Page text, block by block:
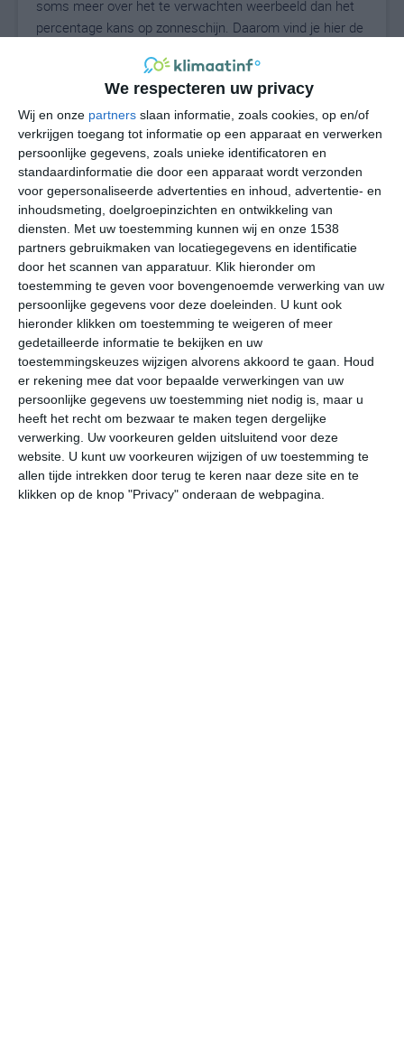
We respecteren uw privacy
Wij en onze partners slaan informatie, zoals cookies, op en/of
verkrijgen toegang tot informatie op een apparaat en verwerken
persoonlijke gegevens, zoals unieke identificatoren en
standaardinformatie die door een apparaat wordt verzonden
voor gepersonaliseerde advertenties en inhoud, advertentie- en
inhoudsmeting, doelgroepinzichten en ontwikkeling van
diensten. Met uw toestemming kunnen wij en onze 1538
partners gebruikmaken van locatiegegevens en identificatie
door het scannen van apparatuur. Klik hieronder om
toestemming te geven voor bovengenoemde verwerking van uw
persoonlijke gegevens voor deze doeleinden. U kunt ook
hieronder klikken om toestemming te weigeren of meer
gedetailleerde informatie te bekijken en uw
toestemmingskeuzes wijzigen alvorens akkoord te gaan. Houd
er rekening mee dat voor bepaalde verwerkingen van uw
persoonlijke gegevens uw toestemming niet nodig is, maar u
heeft het recht om bezwaar te maken tegen dergelijke
verwerking. Uw voorkeuren gelden uitsluitend voor deze
website. U kunt uw voorkeuren wijzigen of uw toestemming te
allen tijde intrekken door terug te keren naar deze site en te
klikken op de knop "Privacy" onderaan de webpagina.
soms meer over het te verwachten weerbeeld dan het
percentage kans op zonneschijn. Daarom vind je hier de
27°C
do
32° 23°
vr
29° 22°
za
27° 18°
zo
30° 20° 30°
23°C 25°C 28°C
05:00 08:00 11:00 14:00 17:00
05:00 08:00 11:00 14:00 17:00